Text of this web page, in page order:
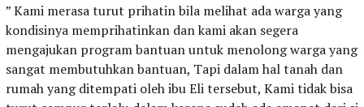
” Kami merasa turut prihatin bila melihat ada warga yang
kondisinya memprihatinkan dan kami akan segera
mengajukan program bantuan untuk menolong warga yang
sangat membutuhkan bantuan, Tapi dalam hal tanah dan
rumah yang ditempati oleh ibu Eli tersebut, Kami tidak bisa